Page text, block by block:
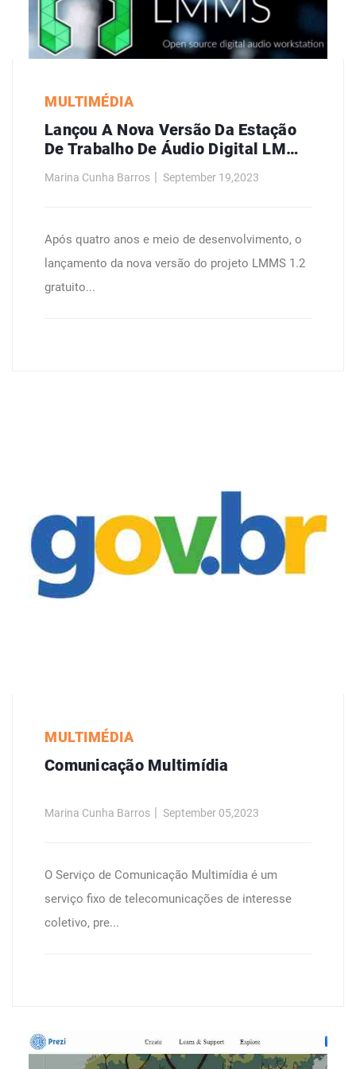
MULTIMÉDIA
Lançou A Nova Versão Da Estação
De Trabalho De Áudio Digital LMMS
Marina Cunha Barros September 19,2023
Após quatro anos e meio de desenvolvimento, o
lançamento da nova versão do projeto LMMS 1.2
gratuito...
MULTIMÉDIA
Comunicação Multimídia
Marina Cunha Barros September 05,2023
O Serviço de Comunicação Multimídia é um
serviço fixo de telecomunicações de interesse
coletivo, pre...